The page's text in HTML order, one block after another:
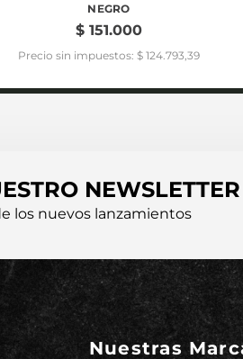
NEGRO
$ 151.000
Precio sin impuestos: $ 124.793,39
NEWSLETTER
los nuevos lanzamientos
Nuestras